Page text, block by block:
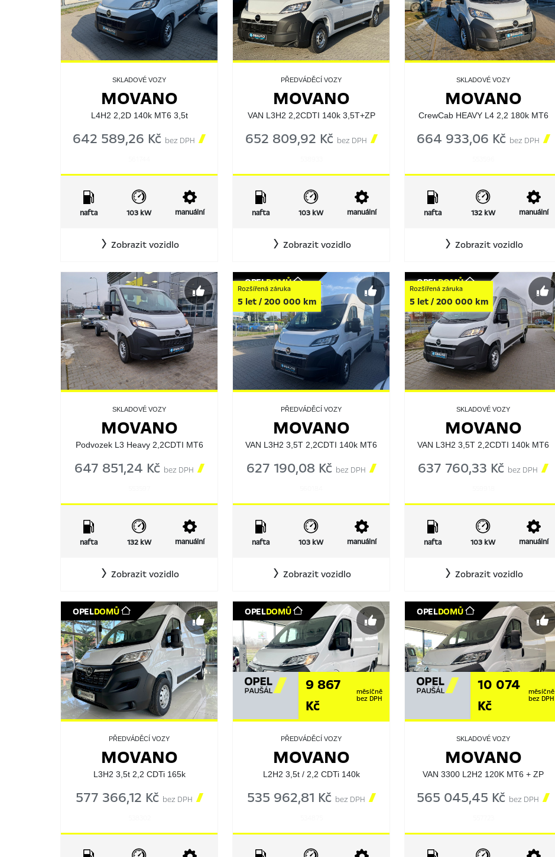
SKLADOVÉ VOZY
MOVANO
L4H2 2,2D 140k MT6 3,5t
642 589,26 Kč bez DPH 
nafta 103 kW manuální
Zobrazit vozidlo
PŘEDVÁDĚCÍ VOZY
MOVANO
VAN L3H2 2,2CDTI 140k 3,5T+ZP
652 809,92 Kč bez DPH 
nafta 103 kW manuální
Zobrazit vozidlo
SKLADOVÉ VOZY
MOVANO
CrewCab HEAVY L4 2,2 180k MT6
664 933,06 Kč bez DPH 
nafta 132 kW manuální
Zobrazit vozidlo
SKLADOVÉ VOZY
MOVANO
Podvozek L3 Heavy 2,2CDTI MT6
647 851,24 Kč bez DPH 
nafta 132 kW manuální
Zobrazit vozidlo
OPELDOMŮ
Rozšířená záruka
5 let / 200 000 km
PŘEDVÁDĚCÍ VOZY
MOVANO
VAN L3H2 3,5T 2,2CDTI 140k MT6
627 190,08 Kč bez DPH 
nafta 103 kW manuální
Zobrazit vozidlo
OPELDOMŮ
Rozšířená záruka
5 let / 200 000 km
SKLADOVÉ VOZY
MOVANO
VAN L3H2 3,5T 2,2CDTI 140k MT6
637 760,33 Kč bez DPH 
nafta 103 kW manuální
Zobrazit vozidlo
OPELDOMŮ
PŘEDVÁDĚCÍ VOZY
MOVANO
L3H2 3,5t 2,2 CDTi 165k
577 366,12 Kč bez DPH 
OPELDOMŮ
9 867
Kč
měsíčně
bez DPH
PŘEDVÁDĚCÍ VOZY
MOVANO
L2H2 3,5t / 2,2 CDTi 140k
535 962,81 Kč bez DPH 
OPELDOMŮ
10 074
Kč
měsíčně
bez DPH
SKLADOVÉ VOZY
MOVANO
VAN 3300 L2H2 120K MT6 + ZP
565 045,45 Kč bez DPH 